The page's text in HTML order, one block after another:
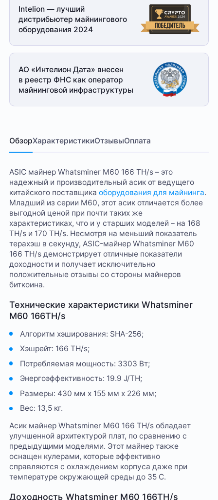
Intelion — лучший
дистрибьютер майнингового
оборудования 2024
АО «Интелион Дата» внесен
в реестр ФНС как оператор
майнинговой инфраструктуры
ОбзорХарактеристикиОтзывыОплата
ASIC майнер Whatsminer M60 166 TH/s – это
надежный и производительный асик от ведущего
китайского поставщикаоборудования для майнинга.
Младший из серии M60, этот асик отличается более
выгодной ценой при почти таких же
характеристиках, что и у старших моделей – на 168
TH/s и 170 TH/s. Несмотря на меньший показатель
терахэш в секунду, ASIC-майнер Whatsminer M60
166 TH/s демонстрирует отличные показатели
доходности и получает исключительно
положительные отзывы со стороны майнеров
биткоина.
Технические характеристики Whatsminer
M60 166TH/s
Алгоритм хэширования: SHA-256;
Хэшрейт: 166 TH/s;
Потребляемая мощность: 3303 Вт;
Энергоэффективность: 19.9 J/TH;
Размеры: 430 мм x 155 мм x 226 мм;
Вес: 13,5 кг.
Асик майнер Whatsminer M60 166 TH/s обладает
улучшенной архитектурой плат, по сравнению с
предыдущими моделями. Этот майнер также
оснащен кулерами, которые эффективно
справляются с охлаждением корпуса даже при
температуре окружающей среды до 35 С.
Доходность Whatsminer M60 166TH/s